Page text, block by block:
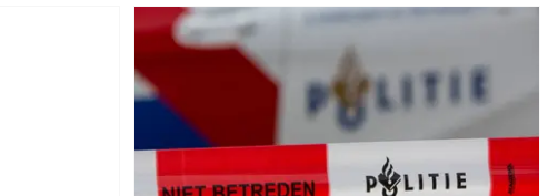
tot meldingen in wijken als Bavel, Prinsenbeek, Hoge Vucht